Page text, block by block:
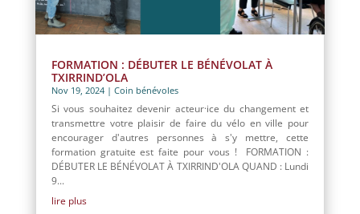
FORMATION : DÉBUTER LE BÉNÉVOLAT À
TXIRRIND’OLA
Nov 19, 2024| Coin bénévoles
Si vous souhaitez devenir acteur·ice du changement et
transmettre votre plaisir de faire du vélo en ville pour
encourager d'autres personnes à s'y mettre, cette
formation gratuite est faite pour vous ! FORMATION :
DÉBUTER LE BÉNÉVOLAT À TXIRRIND'OLA QUAND : Lundi
9...
lire plus